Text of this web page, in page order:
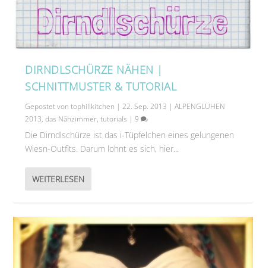
DIRNDLSCHÜRZE NÄHEN |
SCHNITTMUSTER & TUTORIAL
Gepostet vontophillkitchen |22. Sep. 2013 |ALPENGLÜHEN
2013,das Nähzimmer,tutorials |9
Die Dirndlschürze ist das i-Tüpfelchen eines gelungenen
Wiesn-Outfits. Darum lohnt es sich, hier...
WEITERLESEN